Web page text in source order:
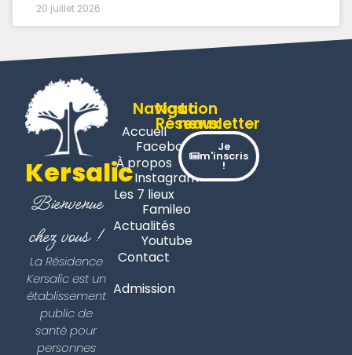
20 juillet 2026
Kersalic
Bienvenue
chez vous !
La Résidence
Kersalic est un
établissement
public de
santé pour
personnes
Navigation
Accueil
À propos
Les 7 lieux
Actualités
Contact
Admission
Nos
Réseaux
Facebook
Instagram
Famileo
Youtube
La
newsletter
Je
m'inscris
!